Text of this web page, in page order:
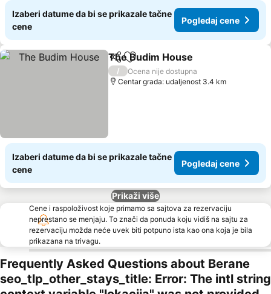
Izaberi datume da bi se prikazale tačne
cene
Pogledaj cene
Deli Dodati u favorite
The Budim House
/
Ocena nije dostupna
Centar grada: udaljenost 3.4 km
Izaberi datume da bi se prikazale tačne
cene
Pogledaj cene
Prikaži više
Cene i raspoloživost koje primamo sa sajtova za rezervaciju
neprestano se menjaju. To znači da ponuda koju vidiš na sajtu za
rezervaciju možda neće uvek biti potpuno ista kao ona koja je bila
prikazana na trivagu.
Frequently Asked Questions about Berane
seo_tlp_other_stays_title: Error: The intl string